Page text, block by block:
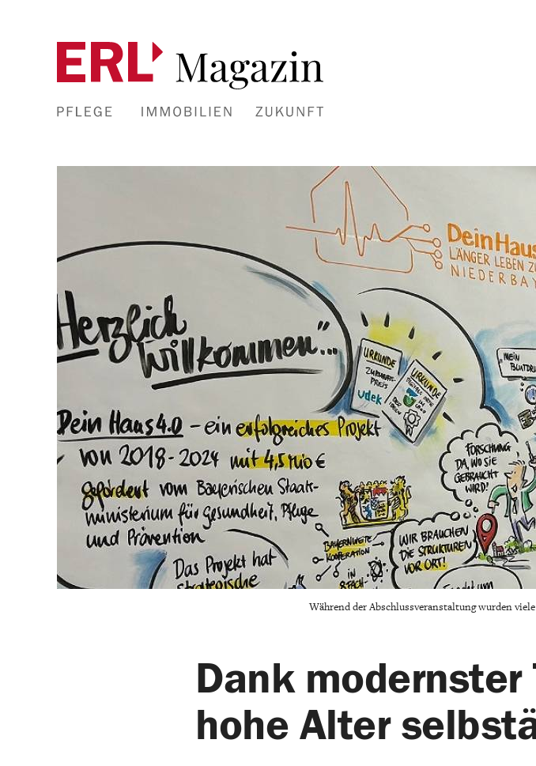
Während der Abschlussveranstaltung wurden
Dank modernster
hohe Alter